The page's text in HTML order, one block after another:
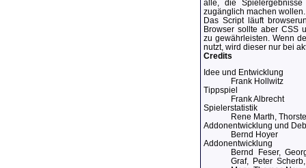
alle, die
zugänglich machen wollen.
Das Script läuft
Browser sollte aber CSS
zu gewährleisten. Wenn
nutzt, wird dieser nur bei
Credits
Idee und Entwicklung
Frank Hollwitz
Tippspiel
Frank Albrecht
Spielerstatistik
Rene Marth,
Addonentwicklung und
Bernd Hoyer
Addonentwicklung
Bernd Feser,
Graf, Peter